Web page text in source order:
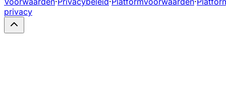
privacy